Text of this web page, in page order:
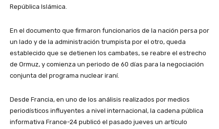
República Islámica.
En el documento que firmaron funcionarios de la nación persa por
un lado y de la administración trumpista por el otro, queda
establecido que se detienen los cambates, se reabre el estrecho
de Ormuz, y comienza un periodo de 60 días para la negociación
conjunta del programa nuclear iraní.
Desde Francia, en uno de los análisis realizados por medios
periodísticos influyentes a nivel internacional, la cadena pública
informativa France-24 publicó el pasado jueves un artículo